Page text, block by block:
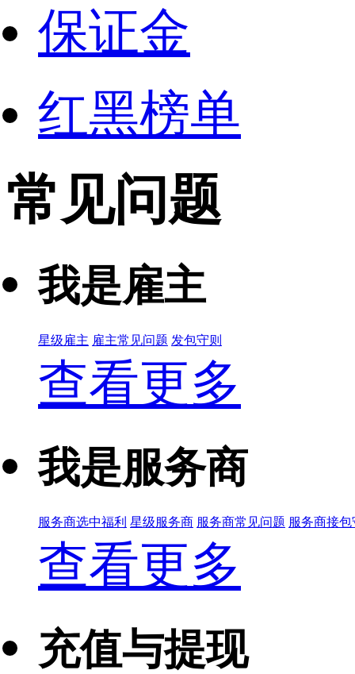
保证金
红黑榜单
常见问题
我是雇主
星级雇主 雇主常见问题 发包守则
查看更多
我是服务商
服务商选中福利 星级服务商 服务商常见问题 服务商接包
查看更多
充值与提现